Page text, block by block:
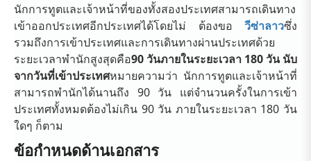
นักการทูตและเจ้าหน้าที่ของทั้งสองประเทศสามารถเดินทาง
เข้าออกประเทศอีกประเทศได้โดยไม่ ต้องขอ วีซ่าลาวซึ่ง
รวมถึงการเข้าประเทศและการเดินทางผ่านประเทศด้วย
ระยะเวลาพำนักสูงสุดคือ90 วันภายในระยะเวลา 180 วัน นับ
จากวันที่เข้าประเทศหมายความว่า นักการทูตและเจ้าหน้าที่
สามารถพำนักได้นานถึง 90 วัน แต่จำนวนครั้งในการเข้า
ประเทศทั้งหมดต้องไม่เกิน 90 วัน ภายในระยะเวลา 180 วัน
ใดๆ ก็ตาม
ข้อกำหนดด้านเอกสาร